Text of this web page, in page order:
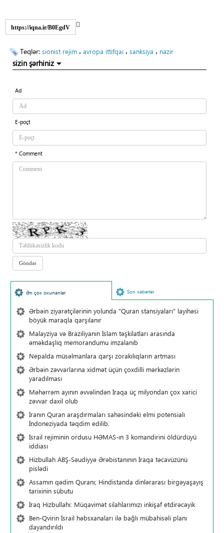
https://iqna.ir/B0EgdV
Teqlər: sionist rejim ، avropa ittifqaı ، sanksiya ، nazir
sizin şərhiniz
Ad
E-poçt
* Comment
Ən çox oxunanlar Son xəbərlər
Ərbəin ziyarətçilərinin yolunda "Quran stansiyaları" layihəsi
böyük maraqla qarşılanır
Malayziya və Braziliyanın İslam təşkilatları arasında
əməkdaşlıq memorandumu imzalanıb
Nepalda müsəlmanlara qarşı zorakılıqların artması
Ərbəin zəvvarlarına xidmət üçün çoxdilli mərkəzlərin
yaradılması
Məhərrəm ayının əvvəlindən İraqa üç milyondan çox xarici
zəvvar daxil olub
İranın Quran araşdırmaları sahəsindəki elmi potensialı
İndoneziyada təqdim edilib.
İsrail rejiminin ordusu HƏMAS-ın 3 komandirini öldürdüyü
iddiası
Hizbullah ABŞ-Səudiyyə Ərəbistanının İraqa təcavüzünü
pislədi
Assamın qədim Quranı; Hindistanda dinlərarası birgəyaşayış
tarixinin sübutu
İraq Hizbullahı: Müqavimət silahlarımızı inkişaf etdirəcəyik
Ben-Qvirin İsrail həbsxanaları ilə bağlı mübahisəli planı
dayandırıldı